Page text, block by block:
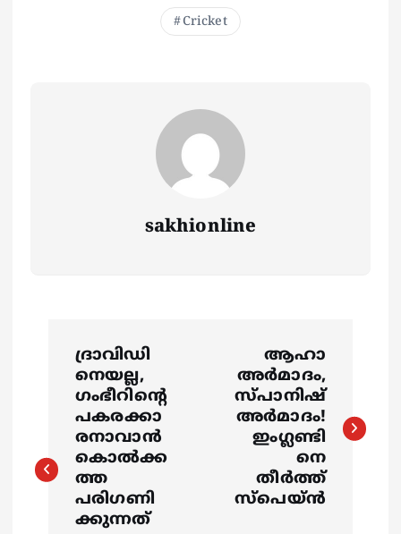
Cricket
sakhionline
t
ദ്രാവിഡി
നെയല്ല,
ഗംഭീറിന്‍റെ
പകരക്കാ
രനാവാന്‍
കൊല്‍ക്ക
ത്ത
പരിഗണി
ക്കുന്നത്
ആഹാ
അര്‍മാദം,
സ്പാനിഷ്
അര്‍മാദം!
ഇംഗ്ലണ്ടി
നെ
തീര്‍ത്ത്
സ്‌പെയ്ന്‍